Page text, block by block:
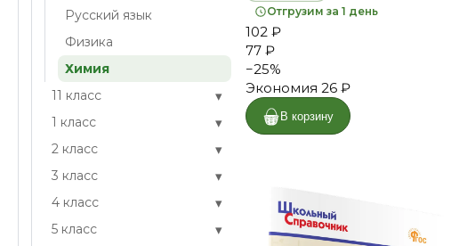
Русский язык
Физика
Химия
11 класс
▾
1 класс ▾
2 класс ▾
3 класс ▾
4 класс ▾
5 класс ▾
Отгрузим за 1 день
102 ₽
77 ₽
−25%
Экономия 26 ₽
В корзину